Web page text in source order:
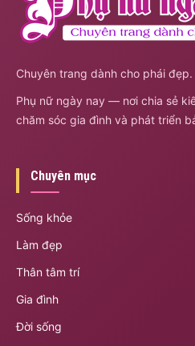
Chuyên trang dành cho phái đẹp.
Phụ nữ ngày nay — nơi chia sẻ
chăm sóc gia đình và phát triển
Chuyên mục
Sống khỏe
Làm đẹp
Thân tâm trí
Gia đình
Đời sống